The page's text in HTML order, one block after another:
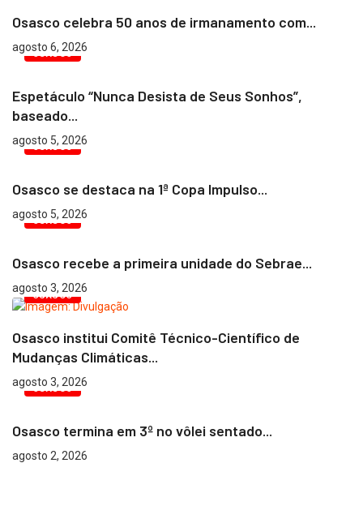
Osasco celebra 50 anos de irmanamento com...
agosto 6, 2026
OSASCO
Espetáculo “Nunca Desista de Seus Sonhos”,
baseado...
agosto 5, 2026
OSASCO
Osasco se destaca na 1ª Copa Impulso...
agosto 5, 2026
OSASCO
Osasco recebe a primeira unidade do Sebrae...
agosto 3, 2026
OSASCO
Osasco institui Comitê Técnico-Científico de
Mudanças Climáticas...
agosto 3, 2026
OSASCO
Osasco termina em 3º no vôlei sentado...
agosto 2, 2026